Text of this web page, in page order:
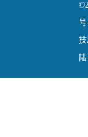
号
陆